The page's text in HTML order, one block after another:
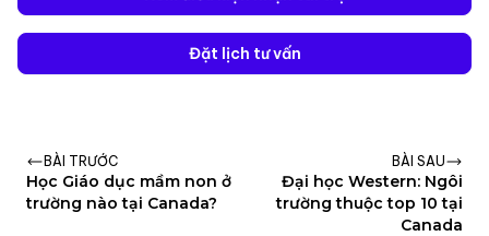
Đặt lịch tư vấn
BÀI TRƯỚC
Học Giáo dục mầm non ở
trường nào tại Canada?
BÀI SAU
Đại học Western: Ngôi
trường thuộc top 10 tại
Canada